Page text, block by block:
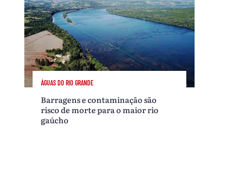
ÁGUAS DO RIO GRANDE
Barragens e contaminação são
risco de morte para o maior rio
gaúcho